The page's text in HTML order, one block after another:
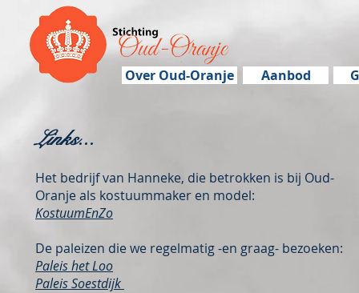
Aanbod
Over Oud-Oranje
Links...
Het bedrijf van Hanneke, die betrokken is bij Oud-
Oranje als kostuummaker en model:
KostuumEnZo
De paleizen die we regelmatig -en graag- bezoeken:
Paleis het Loo
Paleis Soestdijk